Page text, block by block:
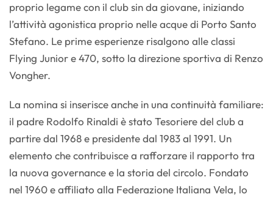
proprio legame con il club sin da giovane, iniziando
l’attività agonistica proprio nelle acque di Porto Santo
Stefano. Le prime esperienze risalgono alle classi
Flying Junior e 470, sotto la direzione sportiva di Renzo
Vongher.
La nomina si inserisce anche in una continuità familiare:
il padre Rodolfo Rinaldi è stato Tesoriere del club a
partire dal 1968 e presidente dal 1983 al 1991. Un
elemento che contribuisce a rafforzare il rapporto tra
la nuova governance e la storia del circolo. Fondato
nel 1960 e affiliato alla Federazione Italiana Vela, lo